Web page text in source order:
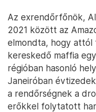
Az exrendőrfőnök,
2021 között az
elmondta, hogy
kereskedő maffia
régióban hasonló
Janeiróban
a rendőrségnek a
erőkkel folytatott